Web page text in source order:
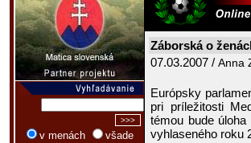
v menách všade
Záborská o
07.03.2007 / Anna
Európsky
pri príležitosti
témou bude
vyhlaseného roku